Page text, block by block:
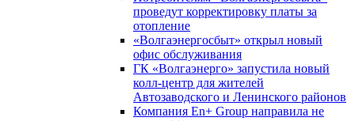
проведут корректировку платы за
отопление
«Волгаэнергосбыт» открыл новый
офис обслуживания
ГК «Волгаэнерго» запустила новый
колл-центр для жителей
Автозаводского и Ленинского районов
Компания En+ Group направила не